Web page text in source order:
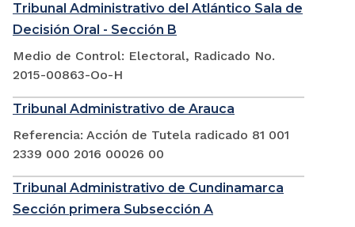
Tribunal Administrativo del Atlántico Sala de
Decisión Oral - Sección B
Medio de Control: Electoral, Radicado No.
2015-00863-Oo-H
Tribunal Administrativo de Arauca
Referencia: Acción de Tutela radicado 81 001
2339 000 2016 00026 00
Tribunal Administrativo de Cundinamarca
Sección primera Subsección A